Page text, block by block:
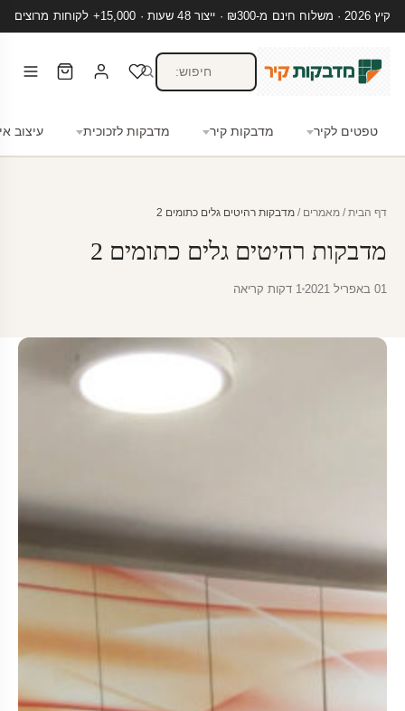
קיץ 2026 · משלוח חינם מ-₪300 · ייצור 48 שעות · 15,000+ לקוחות מרוצים
טפטים לקיר מדבקות קיר מדבקות לזכוכית עיצוב
דף הבית / מאמרים / מדבקות רהיטים גלים כתומים 2
מדבקות רהיטים גלים כתומים 2
01 באפריל 2021 1 דקות קריאה